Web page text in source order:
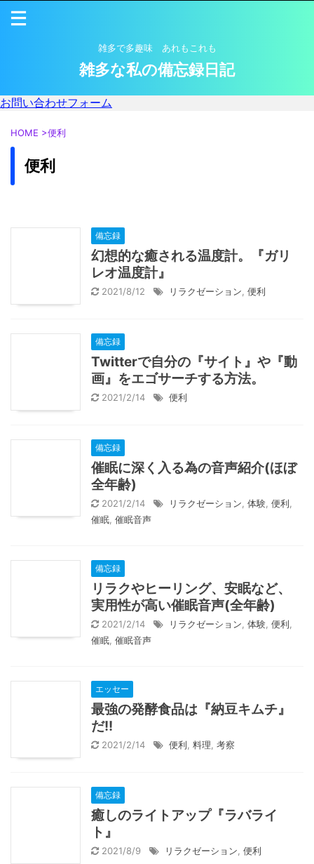
雑多で多趣味 あれもこれも
雑多な私の備忘録日記
お問い合わせフォーム
HOME >便利
便利
備忘録
幻想的な癒される温度計。『ガリ
レオ温度計』
2021/8/12 リラクゼーション 便利
備忘録
Twitterで自分の『サイト』や『動
画』をエゴサーチする方法。
2021/2/14 便利
備忘録
催眠に深く入る為の音声紹介(ほぼ
全年齢)
2021/2/14 リラクゼーション 体験 便利
催眠 催眠音声
備忘録
リラクやヒーリング、安眠など、
実用性が高い催眠音声(全年齢)
2021/2/14 リラクゼーション 体験 便利
催眠 催眠音声
エッセー
最強の発酵食品は『納豆キムチ』
だ!!
2021/2/14 便利 料理 考察
備忘録
癒しのライトアップ『ラバライ
ト』
2021/8/9 リラクゼーション 便利